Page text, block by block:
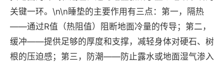
关键一环。\n\n睡垫的主要作用有三点：第一，隔热
——通过R值（热阻值）阻断地面冷量的传导；第二，
缓冲——提供足够的厚度和支撑，减轻身体对硬石、树
根的压迫感；第三，防潮——防止露水或地面湿气渗入